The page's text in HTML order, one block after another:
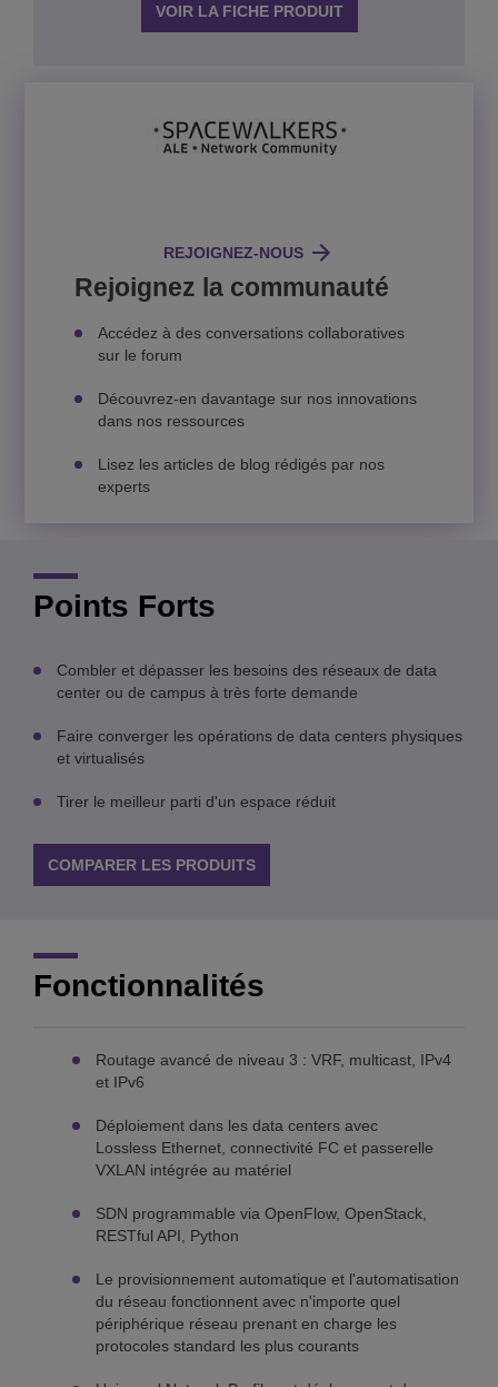
VOIR LA FICHE PRODUIT
REJOIGNEZ-NOUS
Rejoignez la communauté
Accédez à des conversations collaboratives
sur le forum
Découvrez-en davantage sur nos innovations
dans nos ressources
Lisez les articles de blog rédigés par nos
experts
Points Forts
Combler et dépasser les besoins des réseaux de data
center ou de campus à très forte demande
Faire converger les opérations de data centers physiques
et virtualisés
Tirer le meilleur parti d'un espace réduit
COMPARER LES PRODUITS
Fonctionnalités
Routage avancé de niveau 3 : VRF, multicast, IPv4
et IPv6
Déploiement dans les data centers avec
Lossless Ethernet, connectivité FC et passerelle
VXLAN intégrée au matériel
SDN programmable via OpenFlow, OpenStack,
RESTful API, Python
Le provisionnement automatique et l'automatisation
du réseau fonctionnent avec n'importe quel
périphérique réseau prenant en charge les
protocoles standard les plus courants